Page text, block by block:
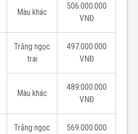
Màu khác
506.000.000
VNĐ
Trắng ngọc
trai
497.000.000
VNĐ
Màu khác
489.000.000
VNĐ
Trắng ngọc
569.000.000